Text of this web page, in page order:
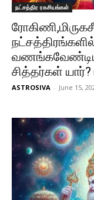
நட்சத்திர ரகசியங்கள்
சித்தர்கள் யார்?
ASTROSIVA - June 15,